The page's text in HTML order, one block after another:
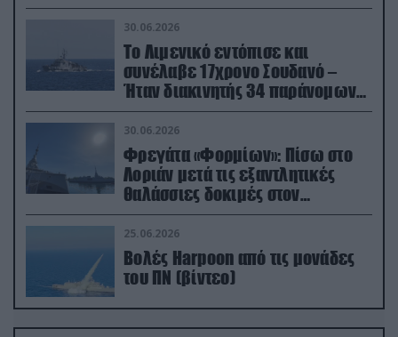
30.06.2026
Το Λιμενικό εντόπισε και
συνέλαβε 17χρονο Σουδανό –
Ήταν διακινητής 34 παράνομων
μεταναστών
30.06.2026
Φρεγάτα «Φορμίων»: Πίσω στο
Λοριάν μετά τις εξαντλητικές
θαλάσσιες δοκιμές στον
απαιτητικό Βισκαϊκό
25.06.2026
Βολές Harpoon από τις μονάδες
του ΠΝ (βίντεο)